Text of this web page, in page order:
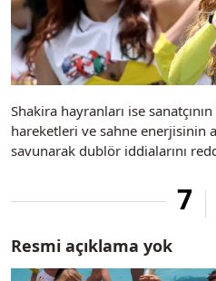
Shakira hayranları ise
hareketleri ve sahne enerjisinin
savunarak dublör iddialarını
7
Resmi açıklama yok